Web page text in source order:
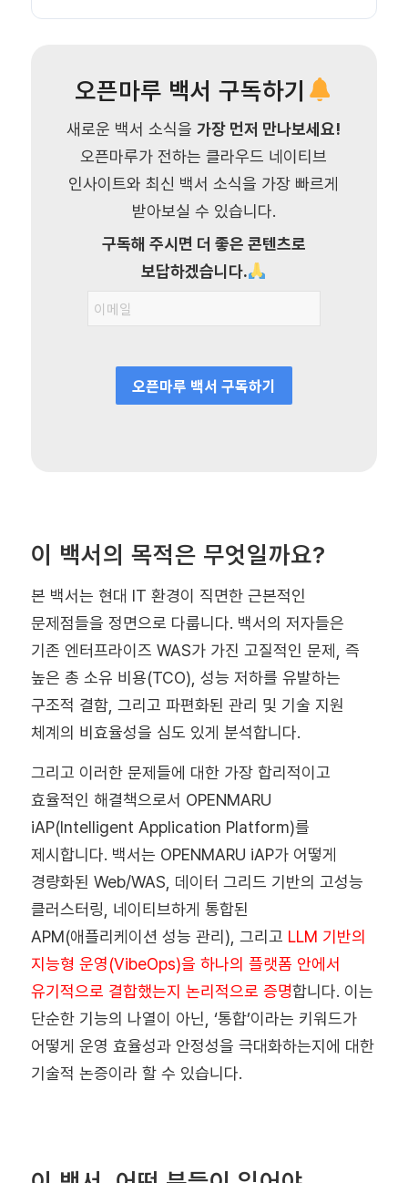
오픈마루 백서 구독하기
새로운 백서 소식을가장 먼저 만나보세요!
오픈마루가 전하는 클라우드 네이티브
인사이트와 최신 백서 소식을 가장 빠르게
받아보실 수 있습니다.
구독해 주시면 더 좋은 콘텐츠로
보답하겠습니다.
오픈마루 백서 구독하기
이 백서의 목적은 무엇일까요?
본 백서는 현대 IT 환경이 직면한 근본적인
문제점들을 정면으로 다룹니다. 백서의 저자들은
기존 엔터프라이즈 WAS가 가진 고질적인 문제, 즉
높은 총 소유 비용(TCO), 성능 저하를 유발하는
구조적 결함, 그리고 파편화된 관리 및 기술 지원
체계의 비효율성을 심도 있게 분석합니다.
그리고 이러한 문제들에 대한 가장 합리적이고
효율적인 해결책으로서 OPENMARU
iAP(Intelligent Application Platform)를
제시합니다. 백서는 OPENMARU iAP가 어떻게
경량화된 Web/WAS, 데이터 그리드 기반의 고성능
클러스터링, 네이티브하게 통합된
APM(애플리케이션 성능 관리), 그리고 LLM 기반의
지능형 운영(VibeOps)을 하나의 플랫폼 안에서
유기적으로 결합했는지 논리적으로 증명합니다. 이는
단순한 기능의 나열이 아닌, ‘통합’이라는 키워드가
어떻게 운영 효율성과 안정성을 극대화하는지에 대한
기술적 논증이라 할 수 있습니다.